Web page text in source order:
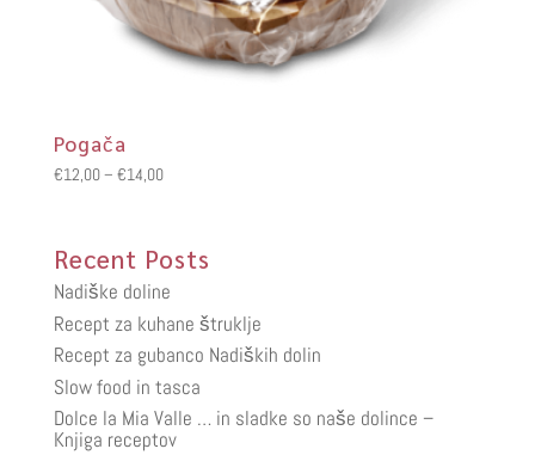
Pogača
€12,00– €14,00Cenovni
€12,00
do
€14,00
Recent Posts
Nadiške doline
Recept za kuhane štruklje
Recept za gubanco Nadiških dolin
Slow food in tasca
Dolce la Mia Valle … in sladke so naše dolince –
Knjiga receptov